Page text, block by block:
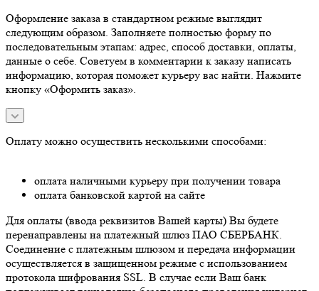
Оформление заказа в стандартном режиме выглядит
следующим образом. Заполняете полностью форму по
последовательным этапам: адрес, способ доставки, оплаты,
данные о себе. Советуем в комментарии к заказу написать
информацию, которая поможет курьеру вас найти. Нажмите
кнопку «Оформить заказ».
Оплату можно осуществить несколькими способами:
оплата наличными курьеру при получении товара
оплата банковской картой на сайте
Для оплаты (ввода реквизитов Вашей карты) Вы будете
перенаправлены на платежный шлюз ПАО СБЕРБАНК.
Соединение с платежным шлюзом и передача информации
осуществляется в защищенном режиме с использованием
протокола шифрования SSL. В случае если Ваш банк